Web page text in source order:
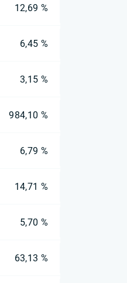
12,69 %
6,45 %
3,15 %
984,10 %
6,79 %
14,71 %
5,70 %
63,13 %